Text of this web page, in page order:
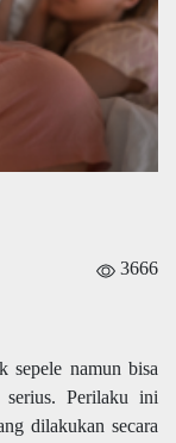
3666
sepele namun bisa
serius. Perilaku ini
dilakukan secara